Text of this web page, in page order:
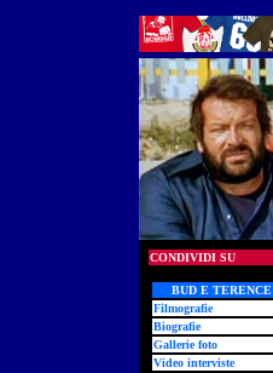
CONDIVIDI SU
BUD E TERENCE
Filmografie
Biografie
Gallerie foto
Video interviste